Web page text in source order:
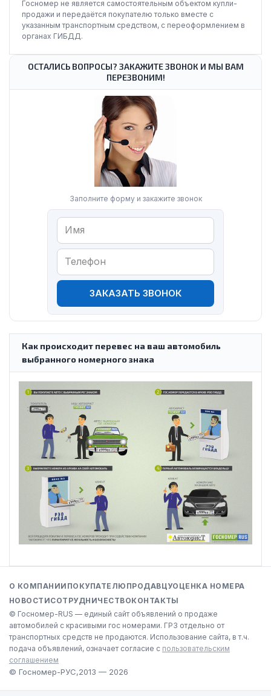
Госномер не является самостоятельным объектом купли-
продажи и передаётся покупателю только вместе с
указанным транспортным средством, с переоформлением в
органах ГИБДД.
ОСТАЛИСЬ ВОПРОСЫ? ЗАКАЖИТЕ ЗВОНОК И МЫ ВАМ
ПЕРЕЗВОНИМ!
Заполните форму и закажите звонок
ЗАКАЗАТЬ ЗВОНОК
Как происходит перевес на ваш автомобиль
выбранного номерного знака
© Госномер-RUS — единый сайт объявлений о продаже
автомобилей с красивыми гос номерами. ГРЗ отдельно от
транспортных средств не продаются. Использование сайта, в т.ч.
подача объявлений, означает согласие с пользовательским
соглашением
О КОМПАНИИ ПОКУПАТЕЛЮ ПРОДАВЦУОЦЕНКА НОМЕРА
НОВОСТИСОТРУДНИЧЕСТВОКОНТАКТЫ
© Госномер-РУС,2013 — 2026